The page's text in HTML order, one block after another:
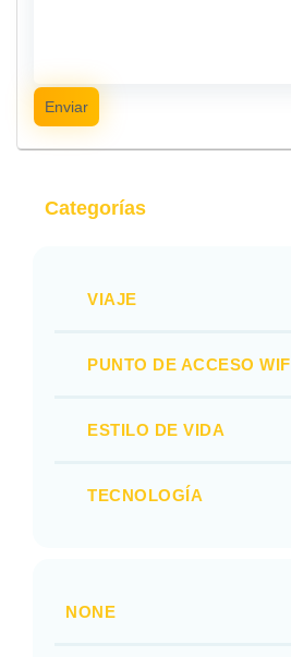
Enviar
Categorías
VIAJE
PUNTO DE ACCESO
ESTILO DE VIDA
TECNOLOGÍA
NONE